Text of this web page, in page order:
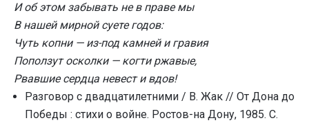
И об этом забывать не в праве мы
В нашей мирной суете годов:
Чуть копни — из-под камней и гравия
Поползут осколки — когти ржавые,
Рвавшие сердца невест и вдов!
Разговор с двадцатилетними / В. Жак // От Дона до
Победы : стихи о войне. Ростов-на Дону, 1985. С.